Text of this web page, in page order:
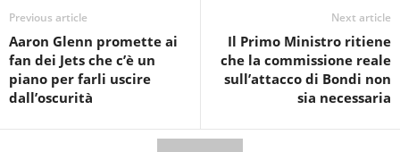
Previous article
Aaron Glenn promette ai
fan dei Jets che c’è un
piano per farli uscire
dall’oscurità
Next article
Il Primo Ministro ritiene
che la commissione reale
sull’attacco di Bondi non
sia necessaria